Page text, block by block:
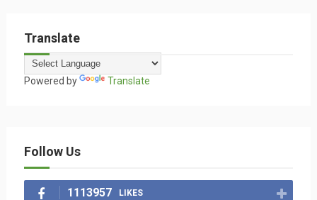
Translate
Powered by Translate
Follow Us
1113957 LIKES